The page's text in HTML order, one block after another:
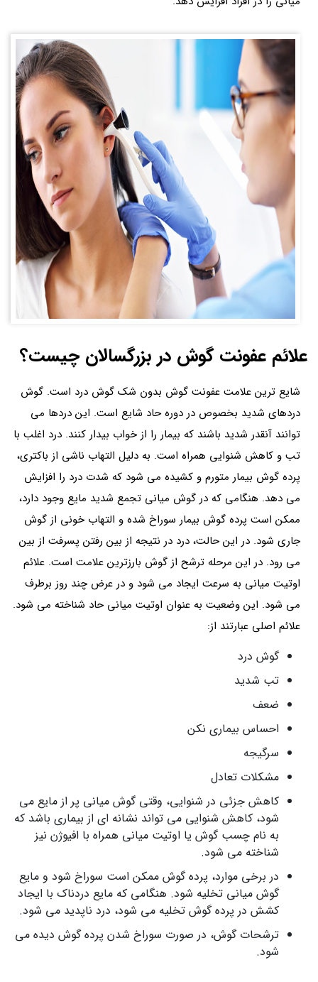
علائم عفونت گوش در بزرگسالان چیست؟
شایع ترین علامت عفونت گوش بدون شک گوش درد است. گوش
دردهای شدید بخصوص در دوره حاد شایع است. این دردها می
توانند آنقدر شدید باشند که بیمار را از خواب بیدار کنند. درد اغلب با
تب و کاهش شنوایی همراه است. به دلیل التهاب ناشی از باکتری،
پرده گوش بیمار متورم و کشیده می شود که شدت درد را افزایش
می دهد. هنگامی که در گوش میانی تجمع شدید مایع وجود دارد،
ممکن است پرده گوش بیمار سوراخ شده و التهاب خونی از گوش
جاری شود. در این حالت، درد در نتیجه از بین رفتن پسرفت از بین
می رود. در این مرحله ترشح از گوش بارزترین علامت است. علائم
اوتیت میانی به سرعت ایجاد می شود و در عرض چند روز برطرف
می شود. این وضعیت به عنوان اوتیت میانی حاد شناخته می شود.
علائم اصلی عبارتند از:
گوش درد
تب شدید
ضعف
احساس بیماری نکن
سرگیجه
مشکلات تعادل
کاهش جزئی در شنوایی، وقتی گوش میانی پر از مایع می
شود، کاهش شنوایی می تواند نشانه ای از بیماری باشد که
به نام چسب گوش یا اوتیت میانی همراه با افیوژن نیز
شناخته می شود.
در برخی موارد، پرده گوش ممکن است سوراخ شود و مایع
گوش میانی تخلیه شود. هنگامی که مایع دردناک با ایجاد
کشش در پرده گوش تخلیه می شود، درد ناپدید می شود.
ترشحات گوش، در صورت سوراخ شدن پرده گوش دیده می
شود.